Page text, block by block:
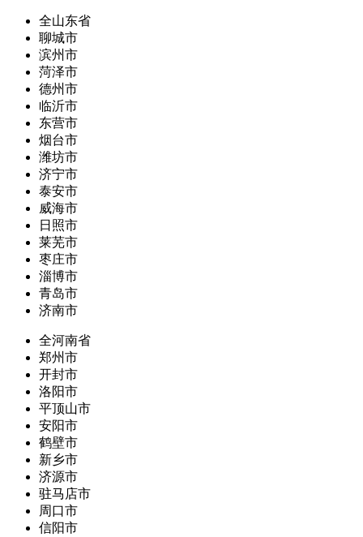
全山东省
聊城市
滨州市
菏泽市
德州市
临沂市
东营市
烟台市
潍坊市
济宁市
泰安市
威海市
日照市
莱芜市
枣庄市
淄博市
青岛市
济南市
全河南省
郑州市
开封市
洛阳市
平顶山市
安阳市
鹤壁市
新乡市
济源市
驻马店市
周口市
信阳市